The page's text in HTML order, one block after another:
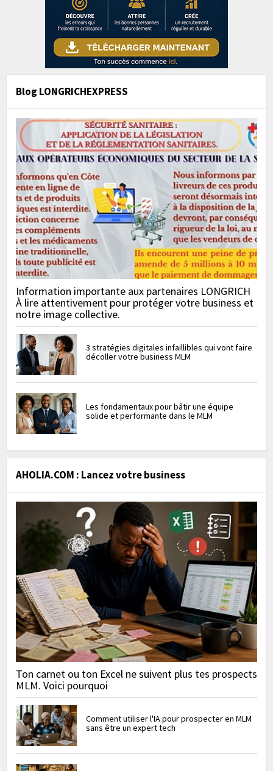
Blog LONGRICHEXPRESS
Information importante aux partenaires LONGRICH
À lire attentivement pour protéger votre business et
notre image collective.
3 stratégies digitales infaillibles qui vont faire
décoller votre business MLM
Les fondamentaux pour bâtir une équipe
solide et performante dans le MLM
AHOLIA.COM : Lancez votre business
Ton carnet ou ton Excel ne suivent plus tes prospects
MLM. Voici pourquoi
Comment utiliser l'IA pour prospecter en MLM
sans être un expert tech